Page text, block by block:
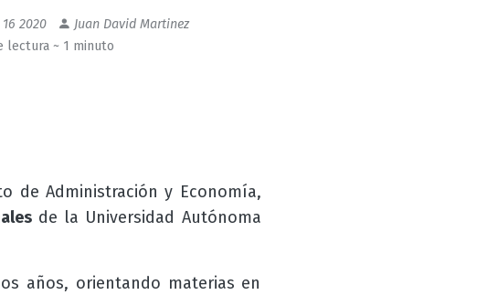
2020
Juan David Martinez
lectura ~ 1 minuto
de Administración y Economía,
de la Universidad Autónoma
años, orientando materias en